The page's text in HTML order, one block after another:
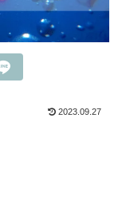
2023.09.27